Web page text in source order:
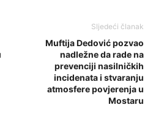
Sljedeći članak
Muftija Dedović pozvao
nadležne da rade na
prevenciji nasilničkih
incidenata i stvaranju
atmosfere povjerenja u
Mostaru